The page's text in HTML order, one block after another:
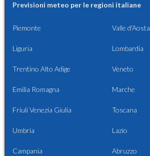
Previsioni meteo per le regioni italiane
Piemonte Valle d'Aosta
Liguria Lombardia
Trentino Alto Adige Veneto
Emilia Romagna Marche
Friuli Venezia Giulia Toscana
Umbria Lazio
Campania Abruzzo